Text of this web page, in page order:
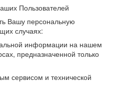
Пользователей
Вашу персональную
случаях:
информации на нашем
предназначенной только
сервисом и технической